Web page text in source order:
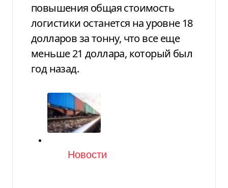
повышения общая стоимость
логистики останется на уровне 18
долларов за тонну, что все еще
меньше 21 доллара, который был
год назад.
Категория
Новости